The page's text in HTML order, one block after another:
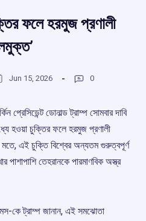
ফলে হরমুজ প্রণালী
Jun 15, 2026 0
ডোনাল্ড ট্রাম্প সোমবার দাবি
হওয়া চুক্তির ফলে হরমুজ প্রণালী
মতে, এই চুক্তি বিশ্বের অন্যতম গুরুত্বপূর্ণ
পাশাপাশি তেহরানকে পারমাণবিক অস্ত্র
কে ট্রাম্প জানান, এই সমঝোতা